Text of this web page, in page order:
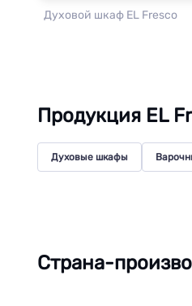
Духовой шкаф EL Fresco
Продукция EL
Духовые шкафы
Страна-